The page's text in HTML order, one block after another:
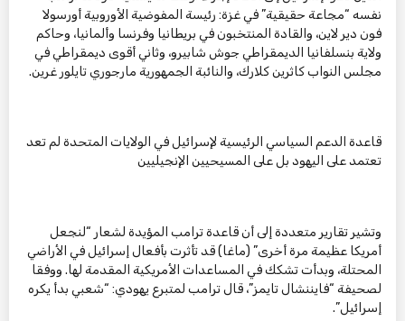
نفسه “مجاعة حقيقية” في غزة: رئيسة المفوضية الأوروبية أورسولا
فون دير لاين، والقادة المنتخبون في بريطانيا وفرنسا وألمانيا، وحاكم
ولاية بنسلفانيا الديمقراطي جوش شابيرو، وثاني أقوى ديمقراطي في
مجلس النواب كاثرين كلارك، والنائبة الجمهورية مارجوري تايلور غرين.
قاعدة الدعم السياسي الرئيسية لإسرائيل في الولايات المتحدة لم تعد
تعتمد على اليهود بل على المسيحيين الإنجيليين
وتشير تقارير متعددة إلى أن قاعدة ترامب المؤيدة لشعار “لنجعل
أمريكا عظيمة مرة أخرى” (ماغا) قد تأثرت بأفعال إسرائيل في الأراضي
المحتلة، وبدأت تشكك في المساعدات الأمريكية المقدمة لها. ووفقا
لصحيفة “فايننشال تايمز”، قال ترامب لمتبرع يهودي: “شعبي بدأ يكره
إسرائيل”.